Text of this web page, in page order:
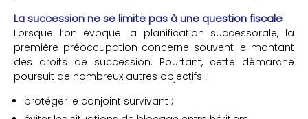
La succession ne se limite pas à une question fiscale
Lorsque l’on évoque la planification successorale, la
première préoccupation concerne souvent le montant
des droits de succession. Pourtant, cette démarche
poursuit de nombreux autres objectifs :
protéger le conjoint survivant ;